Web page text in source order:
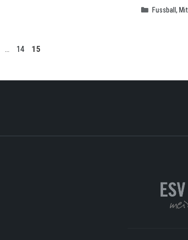
Kategorien
Fussball ,
… Seite
14 Seite
15